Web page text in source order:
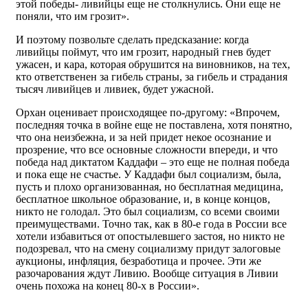
этой победы- ливийцы еще не столкнулись. Они еще не
поняли, что им грозит».
И поэтому позвольте сделать предсказание: когда
ливийцы поймут, что им грозит, народный гнев будет
ужасен, и кара, которая обрушится на виновников, на тех,
кто ответственен за гибель страны, за гибель и страдания
тысяч ливийцев и ливиек, будет ужасной.
Орхан оценивает происходящее по-другому: «Впрочем,
последняя точка в войне еще не поставлена, хотя понятно,
что она неизбежна, и за ней придет некое осознание и
прозрение, что все основные сложности впереди, и что
победа над диктатом Каддафи – это еще не полная победа
и пока еще не счастье. У Каддафи был социализм, была,
пусть и плохо организованная, но бесплатная медицина,
бесплатное школьное образование, и, в конце концов,
никто не голодал. Это был социализм, со всеми своими
преимуществами. Точно так, как в 80-е года в России все
хотели избавиться от опостылевшего застоя, но никто не
подозревал, что на смену социализму придут залоговые
аукционы, инфляция, безработица и прочее. Эти же
разочарования ждут Ливию. Вообще ситуация в Ливии
очень похожа на конец 80-х в России».